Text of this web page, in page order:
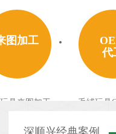
图加工
具来图加工
XING TOY
代
毛绒玩具
深顺兴经典案例